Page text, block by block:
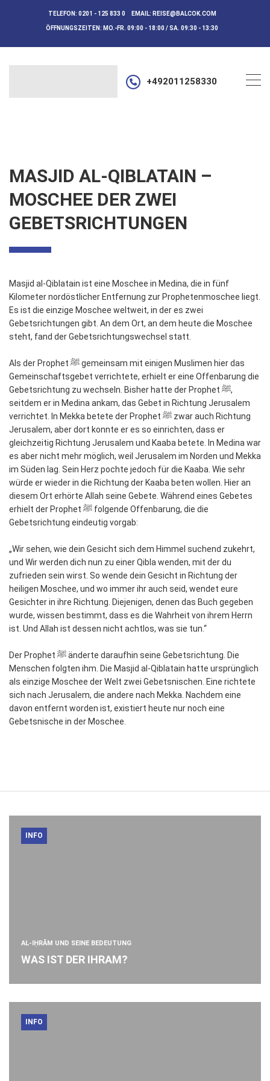
TELEFON: 0201 - 125 833 0 EMAIL: REISE@BALCOK.COM
ÖFFNUNGSZEITEN: MO.-FR. 09:00 - 18:00 / SA. 09:30 - 13:30
+492011258330
MASJID AL-QIBLATAIN –
MOSCHEE DER ZWEI
GEBETSRICHTUNGEN
Masjid al-Qiblatain ist eine Moschee in Medina, die in fünf
Kilometer nordöstlicher Entfernung zur Prophetenmoschee liegt.
Es ist die einzige Moschee weltweit, in der es zwei
Gebetsrichtungen gibt. An dem Ort, an dem heute die Moschee
steht, fand der Gebetsrichtungswechsel statt.
Als der Prophet ﷺ gemeinsam mit einigen Muslimen hier das
Gemeinschaftsgebet verrichtete, erhielt er eine Offenbarung die
Gebetsrichtung zu wechseln. Bisher hatte der Prophet ﷺ,
seitdem er in Medina ankam, das Gebet in Richtung Jerusalem
verrichtet. In Mekka betete der Prophet ﷺ zwar auch Richtung
Jerusalem, aber dort konnte er es so einrichten, dass er
gleichzeitig Richtung Jerusalem und Kaaba betete. In Medina war
es aber nicht mehr möglich, weil Jerusalem im Norden und Mekka
im Süden lag. Sein Herz pochte jedoch für die Kaaba. Wie sehr
würde er wieder in die Richtung der Kaaba beten wollen. Hier an
diesem Ort erhörte Allah seine Gebete. Während eines Gebetes
erhielt der Prophet ﷺ folgende Offenbarung, die die
Gebetsrichtung eindeutig vorgab:
„Wir sehen, wie dein Gesicht sich dem Himmel suchend zukehrt,
und Wir werden dich nun zu einer Qibla wenden, mit der du
zufrieden sein wirst. So wende dein Gesicht in Richtung der
heiligen Moschee, und wo immer ihr auch seid, wendet eure
Gesichter in ihre Richtung. Diejenigen, denen das Buch gegeben
wurde, wissen bestimmt, dass es die Wahrheit von ihrem Herrn
ist. Und Allah ist dessen nicht achtlos, was sie tun.“
Der Prophet ﷺ änderte daraufhin seine Gebetsrichtung. Die
Menschen folgten ihm. Die Masjid al-Qiblatain hatte ursprünglich
als einzige Moschee der Welt zwei Gebetsnischen. Eine richtete
sich nach Jerusalem, die andere nach Mekka. Nachdem eine
davon entfernt worden ist, existiert heute nur noch eine
Gebetsnische in der Moschee.
INFO
AL-IḤRĀM UND SEINE BEDEUTUNG
WAS IST DER IHRAM?
INFO